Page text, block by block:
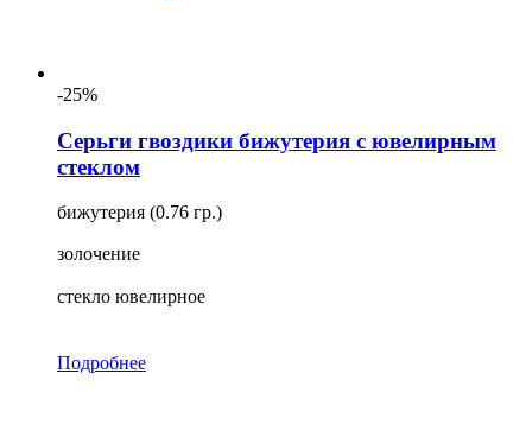
-25%
Серьги гвоздики бижутерия с ювелирным
стеклом
бижутерия (0.76 гр.)
золочение
стекло ювелирное
Подробнее